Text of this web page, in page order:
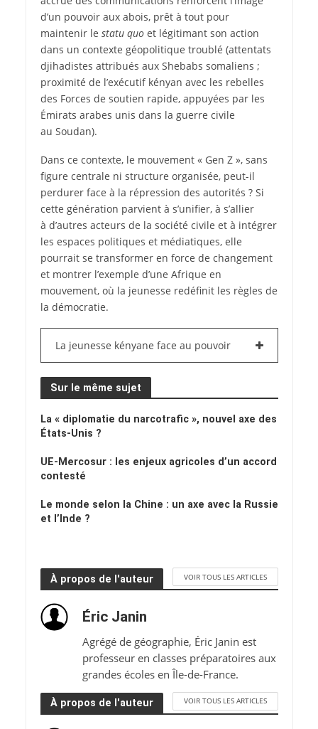
d’un pouvoir aux abois, prêt à tout pour
maintenir le statu quoet légitimant son action
dans un contexte géopolitique troublé (attentats
djihadistes attribués aux Shebabs somaliens ;
proximité de l’exécutif kényan avec les rebelles
des Forces de soutien rapide, appuyées par les
Émirats arabes unis dans la guerre civile
au Soudan).
Dans ce contexte, le mouvement « Gen Z », sans
figure centrale ni structure organisée, peut-il
perdurer face à la répression des autorités ? Si
cette génération parvient à s’unifier, à s’allier
à d’autres acteurs de la société civile et à intégrer
les espaces politiques et médiatiques, elle
pourrait se transformer en force de changement
et montrer l’exemple d’une Afrique en
mouvement, où la jeunesse redéfinit les règles de
la démocratie.
La jeunesse kényane face au pouvoir
Sur le même sujet
La « diplomatie du narcotrafic », nouvel axe des
États-Unis ?
UE-Mercosur : les enjeux agricoles d’un accord
contesté
Le monde selon la Chine : un axe avec la Russie
et l’Inde ?
À propos de l'auteur VOIR TOUS LES ARTICLES
Éric Janin
Agrégé de géographie, Éric Janin est
professeur en classes préparatoires aux
grandes écoles en Île-de-France.
À propos de l'auteur VOIR TOUS LES ARTICLES